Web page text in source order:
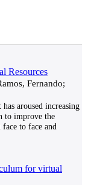
Resources
Fernando;
aroused increasing
to improve the
to face and
for virtual